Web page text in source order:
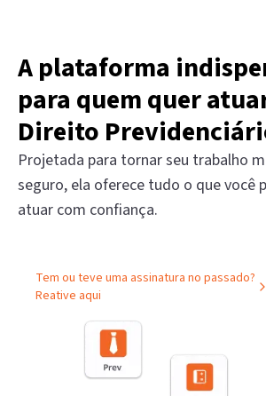
A plataforma
para quem quer
Direito
Projetada para tornar seu trabalho
seguro, ela oferece tudo o que você
atuar com confiança.
Tem ou teve uma assinatura no passado?
Reative aqui